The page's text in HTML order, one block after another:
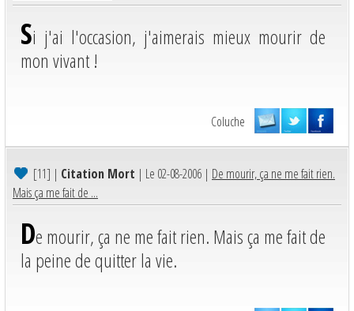
Si j'ai l'occasion, j'aimerais mieux mourir de
mon vivant !
Coluche
[11] | Citation Mort | Le 02-08-2006 | De mourir, ça ne me fait rien.
Mais ça me fait de ...
De mourir, ça ne me fait rien. Mais ça me fait de
la peine de quitter la vie.